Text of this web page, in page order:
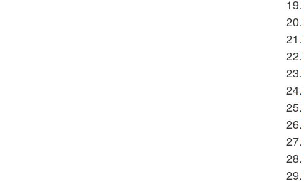
19.
20.
21.
22.
23.
24.
25.
26.
27.
28.
29.